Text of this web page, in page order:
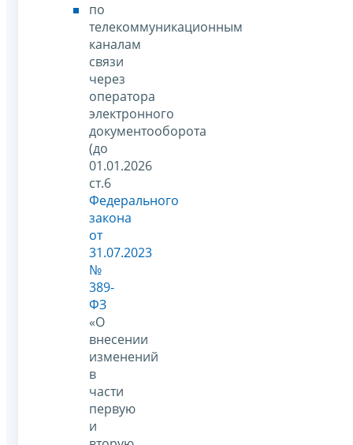
по
телекоммуникационным
каналам
связи
через
оператора
электронного
документооборота
(до
01.01.2026
ст.6
Федерального
закона
от
31.07.2023
№
389-
ФЗ
«О
внесении
изменений
в
части
первую
и